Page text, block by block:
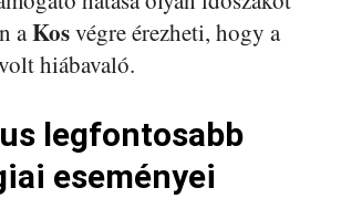
aKosvégre érezheti, hogy a
hiábavaló.
legfontosabb
eseményei